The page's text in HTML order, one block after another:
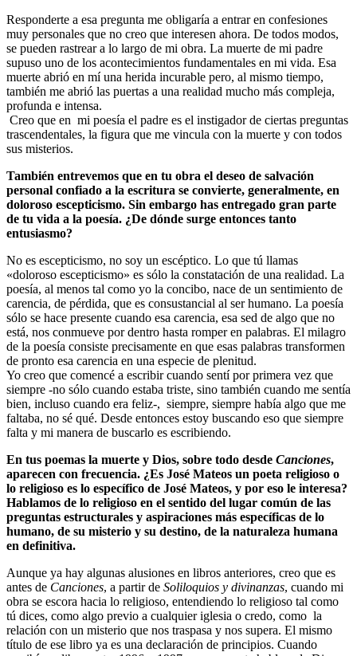
Responderte a esa pregunta me obligaría a entrar en confesiones
muy personales que no creo que interesen ahora. De todos modos,
se pueden rastrear a lo largo de mi obra. La muerte de mi padre
supuso uno de los acontecimientos fundamentales en mi vida. Esa
muerte abrió en mí una herida incurable pero, al mismo tiempo,
también me abrió las puertas a una realidad mucho más compleja,
profunda e intensa.
Creo que en mi poesía el padre es el instigador de ciertas preguntas
trascendentales, la figura que me vincula con la muerte y con todos
sus misterios.
También entrevemos que en tu obra el deseo de salvación
personal confiado a la escritura se convierte, generalmente, en
doloroso escepticismo. Sin embargo has entregado gran parte
de tu vida a la poesía. ¿De dónde surge entonces tanto
entusiasmo?
No es escepticismo, no soy un escéptico. Lo que tú llamas
«doloroso escepticismo» es sólo la constatación de una realidad. La
poesía, al menos tal como yo la concibo, nace de un sentimiento de
carencia, de pérdida, que es consustancial al ser humano. La poesía
sólo se hace presente cuando esa carencia, esa sed de algo que no
está, nos conmueve por dentro hasta romper en palabras. El milagro
de la poesía consiste precisamente en que esas palabras transformen
de pronto esa carencia en una especie de plenitud.
Yo creo que comencé a escribir cuando sentí por primera vez que
siempre -no sólo cuando estaba triste, sino también cuando me sentía
bien, incluso cuando era feliz-, siempre, siempre había algo que me
faltaba, no sé qué. Desde entonces estoy buscando eso que siempre
falta y mi manera de buscarlo es escribiendo.
En tus poemas la muerte y Dios, sobre todo desde Canciones,
aparecen con frecuencia. ¿Es José Mateos un poeta religioso o
lo religioso es lo específico de José Mateos, y por eso le interesa?
Hablamos de lo religioso en el sentido del lugar común de las
preguntas estructurales y aspiraciones más específicas de lo
humano, de su misterio y su destino, de la naturaleza humana
en definitiva.
Aunque ya hay algunas alusiones en libros anteriores, creo que es
antes de Canciones, a partir de Soliloquios y divinanzas, cuando mi
obra se escora hacia lo religioso, entendiendo lo religioso tal como
tú dices, como algo previo a cualquier iglesia o credo, como la
relación con un misterio que nos traspasa y nos supera. El mismo
título de ese libro ya es una declaración de principios. Cuando